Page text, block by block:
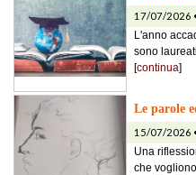
17/07/2026
L'anno
sono
[continua]
Le parole
15/07/2026
Una
che